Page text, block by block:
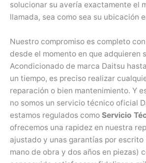
solucionar su avería exactamente el
llamada, sea como sea su ubicación
Nuestro compromiso es completo
desde el momento en que adquieren
Acondicionado de marca Daitsu
un tiempo, es preciso realizar
reparación o bien mantenimiento. Y
no somos un servicio técnico oficial
estamos regulados como Servicio
ofrecemos una rapidez en nuestra
ajustado y unas garantías por escrito
mano de obra y dos años en piezas)